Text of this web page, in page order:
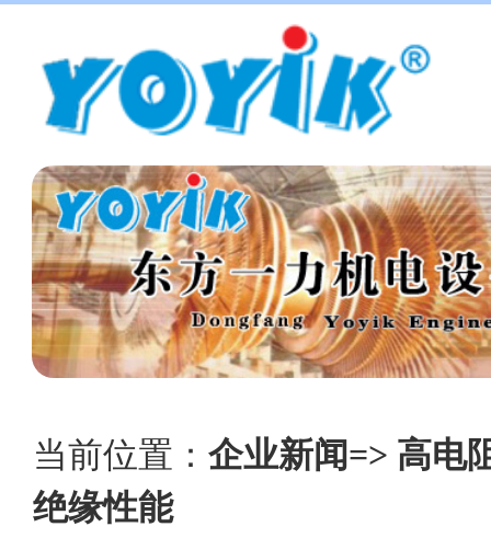
当前位置： 企业新闻=> 高电
绝缘性能